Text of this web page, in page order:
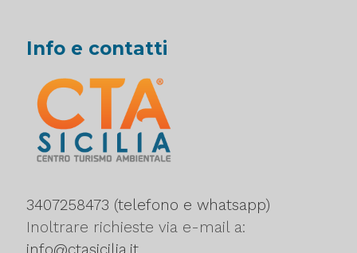
Info e contatti
3407258473 (telefono e whatsapp)
Inoltrare richieste via e-mail a: